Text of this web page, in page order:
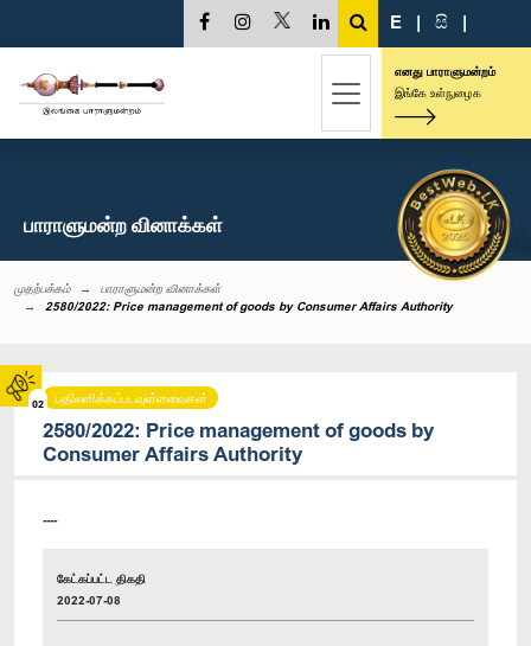
02
E | සි |
எனது பாராளுமன்றம்
இங்கே உள்நுழைக
பாராளுமன்ற வினாக்கள்
முதற்பக்கம்
பாராளுமன்ற வினாக்கள்
2580/2022: Price management of goods by Consumer Affairs Authority
பதிலளிக்கப்படவுள்ளவைகள்
2580/2022: Price management of goods by
Consumer Affairs Authority
----
கேட்கப்பட்ட திகதி
2022-07-08